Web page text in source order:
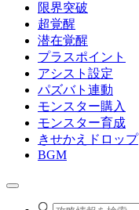
限界突破
超覚醒
潜在覚醒
プラスポイント
アシスト設定
パズバト連動
モンスター購入
モンスター育成
きせかえドロップ
BGM